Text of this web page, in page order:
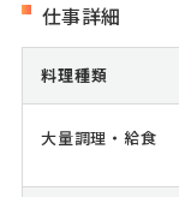
仕事詳細
料理種類
大量調理・給食